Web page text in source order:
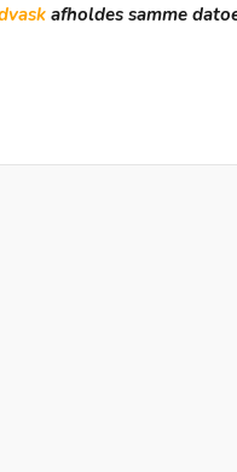
afholdes samme